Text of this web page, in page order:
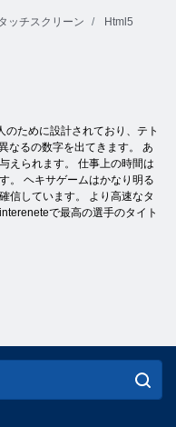
ッチスクリーン
Html5
ために設計されており、テト
なるの数字を出てきます。 あ
えられます。 仕事上の時間は
。 ヘキサゲームはかなり明る
信しています。 より高速なタ
で最高の選手のタイト